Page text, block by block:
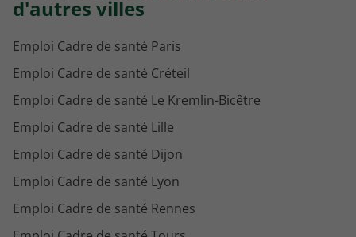
d'autres villes
Emploi Cadre de santé Paris
Emploi Cadre de santé Créteil
Emploi Cadre de santé Le Kremlin-Bicêtre
Emploi Cadre de santé Lille
Emploi Cadre de santé Dijon
Emploi Cadre de santé Lyon
Emploi Cadre de santé Rennes